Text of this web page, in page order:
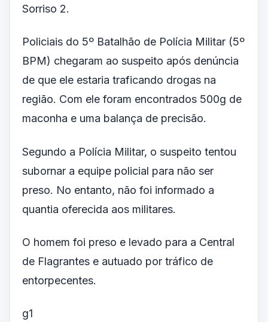
Sorriso 2.
Policiais do 5º Batalhão de Polícia Militar (5º
BPM) chegaram ao suspeito após denúncia
de que ele estaria traficando drogas na
região. Com ele foram encontrados 500g de
maconha e uma balança de precisão.
Segundo a Polícia Militar, o suspeito tentou
subornar a equipe policial para não ser
preso. No entanto, não foi informado a
quantia oferecida aos militares.
O homem foi preso e levado para a Central
de Flagrantes e autuado por tráfico de
entorpecentes.
g1